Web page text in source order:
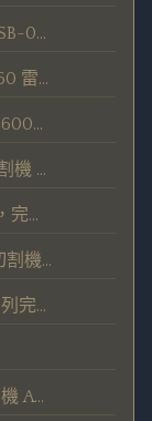
#2201: 二合一雷射精微加工佈圖機 ATPSB-030030 - 2in1 (Fiber & CO2) 新上市
#2108: 應用光纖雷射切割機 CSB-060060 雷射切割矽晶圓 及 藍寶石晶圓
#2104: 外銷日本 光纖雷射切割機 CLB-060060-M , 用戶安心滿意。
#2103: 防疫隔板切割利器 - 鼎信雷射切割機 CSH 系列大受好評 *Pro 級專業首選*
#2101: 全新款 3000W 光纖雷射切割機，完成驗收並送交客戶。
#2102: 政府教育標案 300 W 光纖雷射切割機，嚴選料件完整產證，PMC品質檢驗通過！
#2007: 滾珠螺桿系統 CSF-130090 全系列完整推出
#2005: 低價、高穩定、入門級雷射雕刻機 ATEBF-040030 發表